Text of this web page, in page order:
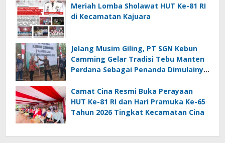
Meriah Lomba Sholawat HUT Ke-81 RI
di Kecamatan Kajuara
Jelang Musim Giling, PT SGN Kebun
Camming Gelar Tradisi Tebu Manten
Perdana Sebagai Penanda Dimulainya
Camat Cina Resmi Buka Perayaan
HUT Ke-81 RI dan Hari Pramuka Ke-65
Tahun 2026 Tingkat Kecamatan Cina